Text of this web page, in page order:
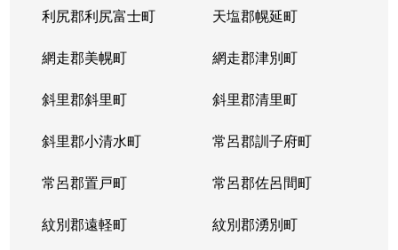
利尻郡利尻富士町 天塩郡幌延町
網走郡美幌町 網走郡津別町
斜里郡斜里町 斜里郡清里町
斜里郡小清水町 常呂郡訓子府町
常呂郡置戸町 常呂郡佐呂間町
紋別郡遠軽町 紋別郡湧別町